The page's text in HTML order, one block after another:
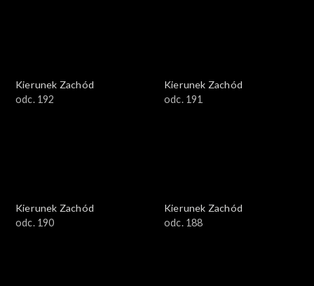
Kierunek Zachód
odc. 192
Kierunek Zachód
odc. 191
Kierunek Zachód
odc. 190
Kierunek Zachód
odc. 188